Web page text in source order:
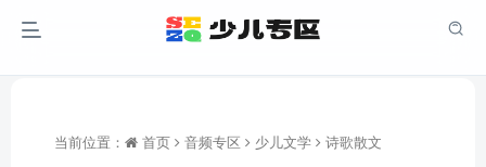
当前位置： 首页 音频专区 少儿文学 诗歌散文